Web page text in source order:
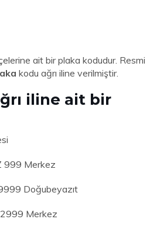
ait bir plaka kodudur. Resmi
kodu ağrı iline verilmiştir.
iline ait bir
999 Merkez
Doğubeyazıt
Merkez